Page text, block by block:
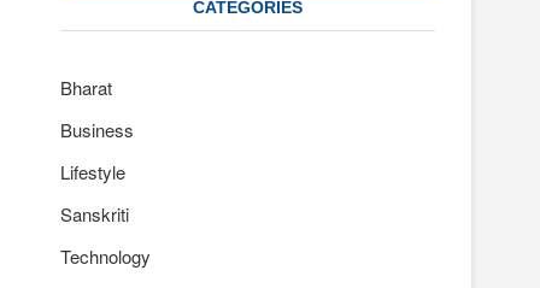
CATEGORIES
Bharat
Business
Lifestyle
Sanskriti
Technology